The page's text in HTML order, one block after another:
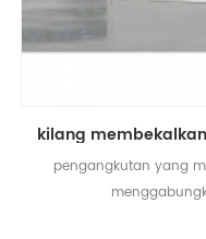
pengangkutan yang